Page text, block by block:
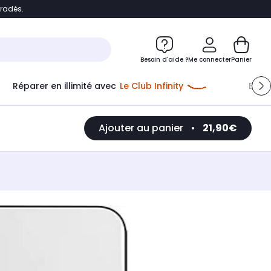
Accéder directement au chatbot
Besoin d'aide ?Me connecterPanier
Réparer en illimité avec Le Club Infinity
Ajouter au panier • 21,90€